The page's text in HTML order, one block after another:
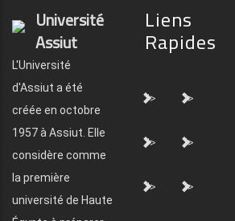
Université
Assiut
L'Université
d'Assiut a été
créée en octobre
1957 à Assiut. Elle
considère comme
la première
université de Haute
Liens
Rapides
"> ">
"> ">
"> ">